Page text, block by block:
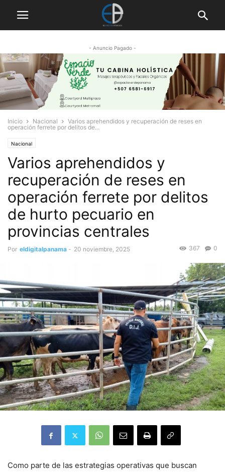
- Anuncio Pagado -
Inicio Nacional
Varios aprehendidos y recuperación de reses en
operación ferrete por delitos de...
Nacional
Varios aprehendidos y
recuperación de reses en
operación ferrete por delitos
de hurto pecuario en
provincias centrales
Por eldigitalpanama - 20 noviembre, 2025 0
367
Como parte de las estrategias operativas que buscan